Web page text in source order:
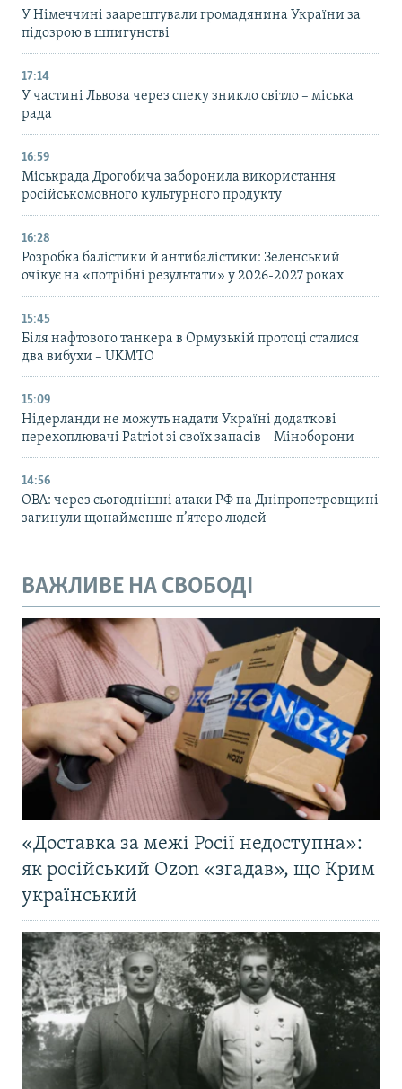
У Німеччині заарештували громадянина України за
підозрою в шпигунстві
17:14
У частині Львова через спеку зникло світло – міська
рада
16:59
Міськрада Дрогобича заборонила використання
російськомовного культурного продукту
16:28
Розробка балістики й антибалістики: Зеленський
очікує на «потрібні результати» у 2026-2027 роках
15:45
Біля нафтового танкера в Ормузькій протоці сталися
два вибухи – UKMTO
15:09
Нідерланди не можуть надати Україні додаткові
перехоплювачі Patriot зі своїх запасів – Міноборони
14:56
ОВА: через сьогоднішні атаки РФ на Дніпропетровщині
загинули щонайменше п’ятеро людей
ВАЖЛИВЕ НА СВОБОДІ
«Доставка за межі Росії недоступна»:
як російський Ozon «згадав», що Крим
український